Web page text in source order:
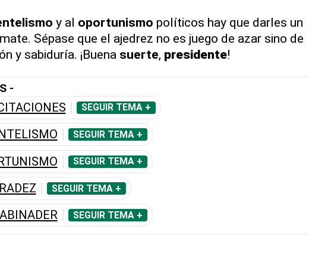
y al oportunismo políticos hay que darles un
Sépase que el ajedrez no es juego de azar sino de
y sabiduría. ¡Buena suerte, presidente!
-
SEGUIR TEMA +
SEGUIR TEMA +
SEGUIR TEMA +
SEGUIR TEMA +
SEGUIR TEMA +